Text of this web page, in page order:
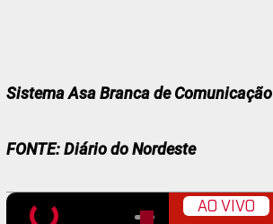
Sistema Asa Branca de Comunicação
FONTE: Diário do Nordeste
AO VIVO